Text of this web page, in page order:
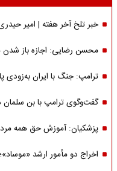
خبر تلخ آخر هفته | امیر
محسن رضایی: اجازه باز شدن
ترامپ: جنگ با ایران
گفت‌وگوی ترامپ با بن سلمان
پزشکیان: آموزش حق همه
اخراج دو مأمور ارشد «موساد»؛